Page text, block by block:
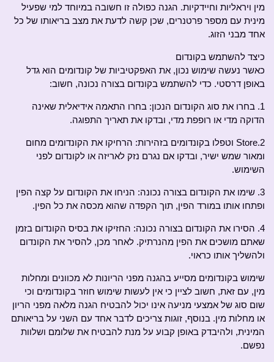
מין ויראליות וחיידקיות. הגנה כפולה זו חשובה במיוחד למי שפעיל
מינית עם מספר פרטנרים, שכן קשה לדעת את מצב בריאותו של כל
אחד מבני הזוג.
כיצד להשתמש בקונדום
כאשר נעשה שימוש נכון, את האפקטיביות של קונדומים הוא גדל
באופן דרסטי. כדי להשתמש בקונדום בצורה נכונה, חשוב:
1. בחרו את סוג הקונדום הנכון: בחרו התאמה אידיאלית שאינה
הדוקה מדי או רופפת מדי, ובדקו את תאריך התפוגה.
2.Store וטפלו בקונדומים בזהירות: הרחיקו את הקונדומים מחום
ומאור שמש ישיר, ובדקו אם נגרם נזק לאריזה או לקונדום לפני
השימוש.
3. שימו את הקונדום בצורה נכונה: הניחו את הקונדום על קצה הפין
ופתחו אותו במורד הפין, תוך הקפדה שהוא מכסה את כל הפין.
4. הסירו את הקונדום בצורה נכונה: החזיקו את בסיס הקונדום בזמן
שאתם מושכים את הפין מהנרתיק. לאחר מכן, להסיר את הקונדום
ולהשליך אותו כראוי.
שימוש בקונדומים מסייע בהגנה מפני הריונות לא מכוונים ומחלות
מין, עם זאת, חשוב לציין כי אין לעשות שימוש חוזר בקונדומים וכי
שום סוג של אמצעי מניעה אינו יכול להבטיח הגנה מלאה מפני הריון
או מחלות מין. בנוסף, זוגות צריכים לדבר אחד עם השני על בריאותם
המינית, ולהיבדק באופן קבוע על מנת להבטיח את שלומם ושלוות
נפשם.